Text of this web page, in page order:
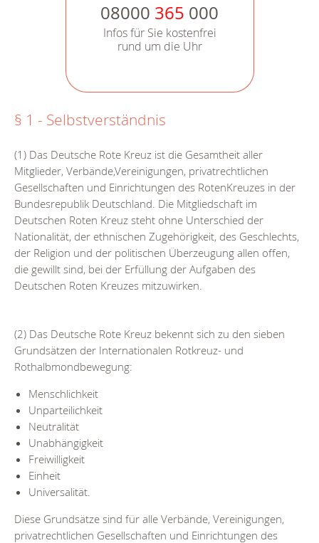
08000 365 000
Infos für Sie kostenfrei
rund um die Uhr
§ 1 - Selbstverständnis
(1) Das Deutsche Rote Kreuz ist die Gesamtheit aller
Mitglieder, Verbände,Vereinigungen, privatrechtlichen
Gesellschaften und Einrichtungen des RotenKreuzes in der
Bundesrepublik Deutschland. Die Mitgliedschaft im
Deutschen Roten Kreuz steht ohne Unterschied der
Nationalität, der ethnischen Zugehörigkeit, des Geschlechts,
der Religion und der politischen Überzeugung allen offen,
die gewillt sind, bei der Erfüllung der Aufgaben des
Deutschen Roten Kreuzes mitzuwirken.
(2) Das Deutsche Rote Kreuz bekennt sich zu den sieben
Grundsätzen der Internationalen Rotkreuz- und
Rothalbmondbewegung:
Menschlichkeit
Unparteilichkeit
Neutralität
Unabhängigkeit
Freiwilligkeit
Einheit
Universalität.
Diese Grundsätze sind für alle Verbände, Vereinigungen,
privatrechtlichen Gesellschaften und Einrichtungen des